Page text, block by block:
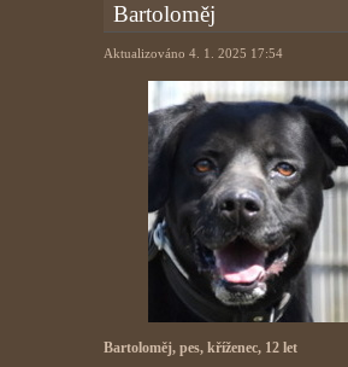
Bartoloměj
Aktualizováno 4. 1. 2025 17:54
Bartoloměj, pes, kříženec, 12 let